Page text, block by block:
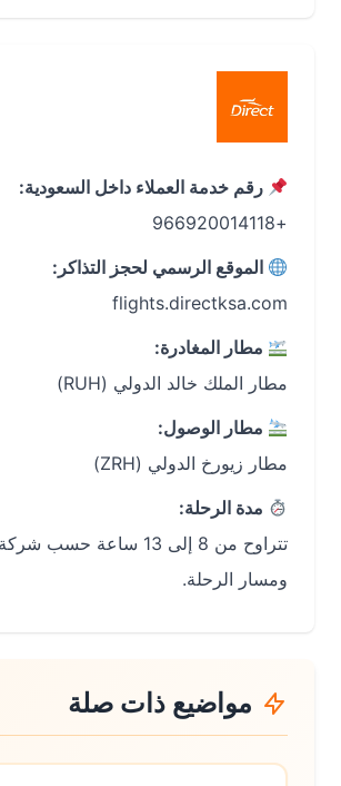
رقم خدمة العملاء داخل السعودية:
الموقع الرسمي لحجز التذاكر:
مطار المغادرة:
مطار الملك خالد الدولي (RUH)
مطار الوصول:
مطار زيورخ الدولي (ZRH)
مدة الرحلة:
تتراوح من 8 إلى 13 ساعة حسب شركة
ومسار الرحلة.
مواضيع ذات صلة